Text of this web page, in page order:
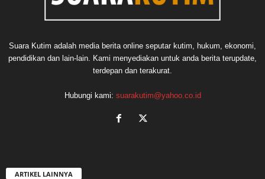
Suara Kutim adalah media berita online seputar kutim, hukum, ekonomi,
pendidikan dan lain-lain. Kami menyediakan untuk anda berita terupdate,
terdepan dan terakurat.
Hubungi kami: suarakutim@yahoo.co.id
ARTIKEL LAINNYA